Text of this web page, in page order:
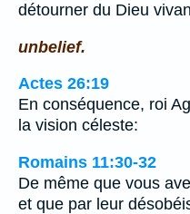
détourner du Dieu
unbelief.
Actes 26:19
En conséquence, roi
la vision céleste:
Romains 11:30-32
De même que vous
et que par leur